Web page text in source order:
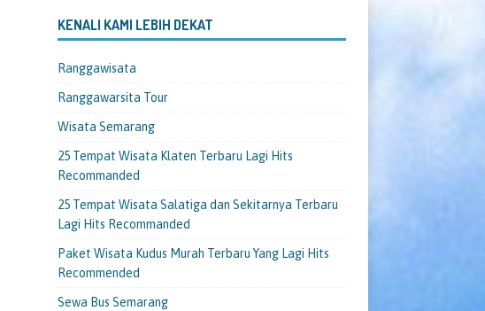
KENALI KAMI LEBIH DEKAT
Ranggawisata
Ranggawarsita Tour
Wisata Semarang
25 Tempat Wisata Klaten Terbaru Lagi Hits
Recommanded
25 Tempat Wisata Salatiga dan Sekitarnya Terbaru
Lagi Hits Recommanded
Paket Wisata Kudus Murah Terbaru Yang Lagi Hits
Recommended
Sewa Bus Semarang